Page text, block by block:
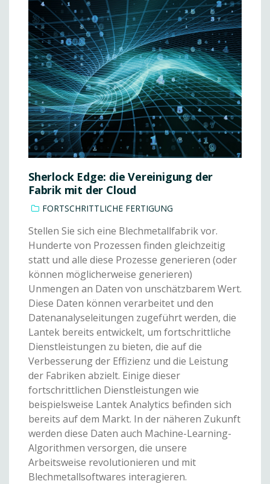
Sherlock Edge: die Vereinigung der
Fabrik mit der Cloud
FORTSCHRITTLICHE FERTIGUNG
Stellen Sie sich eine Blechmetallfabrik vor.
Hunderte von Prozessen finden gleichzeitig
statt und alle diese Prozesse generieren (oder
können möglicherweise generieren)
Unmengen an Daten von unschätzbarem Wert.
Diese Daten können verarbeitet und den
Datenanalyseleitungen zugeführt werden, die
Lantek bereits entwickelt, um fortschrittliche
Dienstleistungen zu bieten, die auf die
Verbesserung der Effizienz und die Leistung
der Fabriken abzielt. Einige dieser
fortschrittlichen Dienstleistungen wie
beispielsweise Lantek Analytics befinden sich
bereits auf dem Markt. In der näheren Zukunft
werden diese Daten auch Machine-Learning-
Algorithmen versorgen, die unsere
Arbeitsweise revolutionieren und mit
Blechmetallsoftwares interagieren.